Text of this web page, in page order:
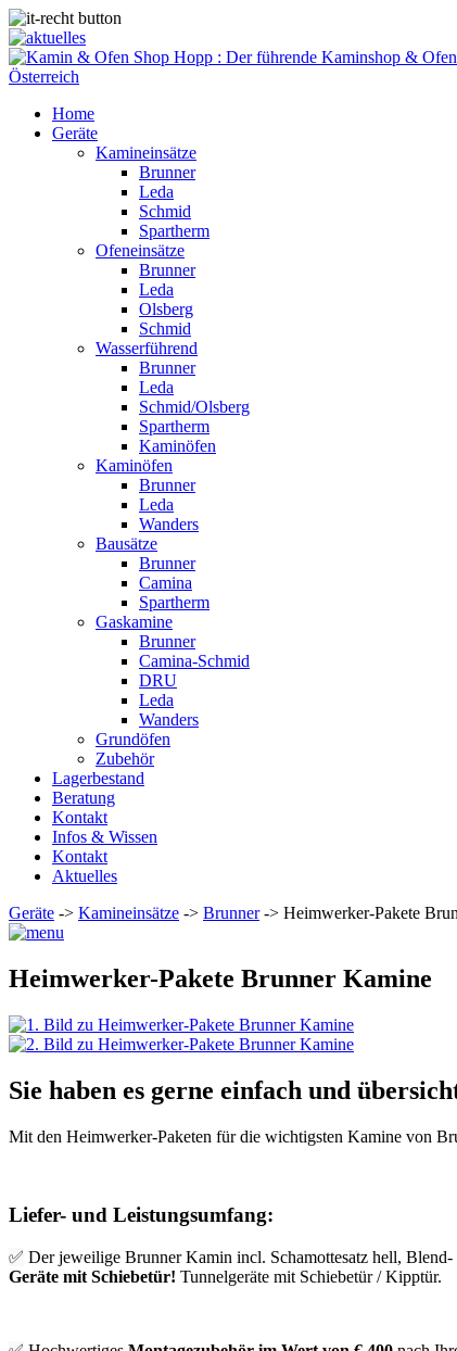
Home
Geräte
Kamineinsätze
Brunner
Leda
Schmid
Spartherm
Ofeneinsätze
Brunner
Leda
Olsberg
Schmid
Wasserführend
Brunner
Leda
Schmid/Olsberg
Spartherm
Kaminöfen
Kaminöfen
Brunner
Leda
Wanders
Bausätze
Brunner
Camina
Spartherm
Gaskamine
Brunner
Camina-Schmid
DRU
Leda
Wanders
Grundöfen
Zubehör
Lagerbestand
Beratung
Kontakt
Infos & Wissen
Kontakt
Aktuelles
Geräte -> Kamineinsätze -> Brunner-> Heimwerker-Pakete
Heimwerker-Pakete Brunner Kamine
Sie haben es gerne einfach und
Mit den Heimwerker-Paketen für die wichtigsten Kamine von
Liefer- und Leistungsumfang:
✅ Der jeweilige Brunner Kamin incl. Schamottesatz hell,
Geräte mit Schiebetür! Tunnelgeräte mit Schiebetür / Kipptür.